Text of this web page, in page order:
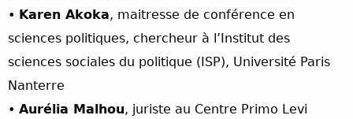
• Karen Akoka, maitresse de conférence en
sciences politiques, chercheur à l’Institut des
sciences sociales du politique (ISP), Université Paris
Nanterre
• Aurélia Malhou, juriste au Centre Primo Levi